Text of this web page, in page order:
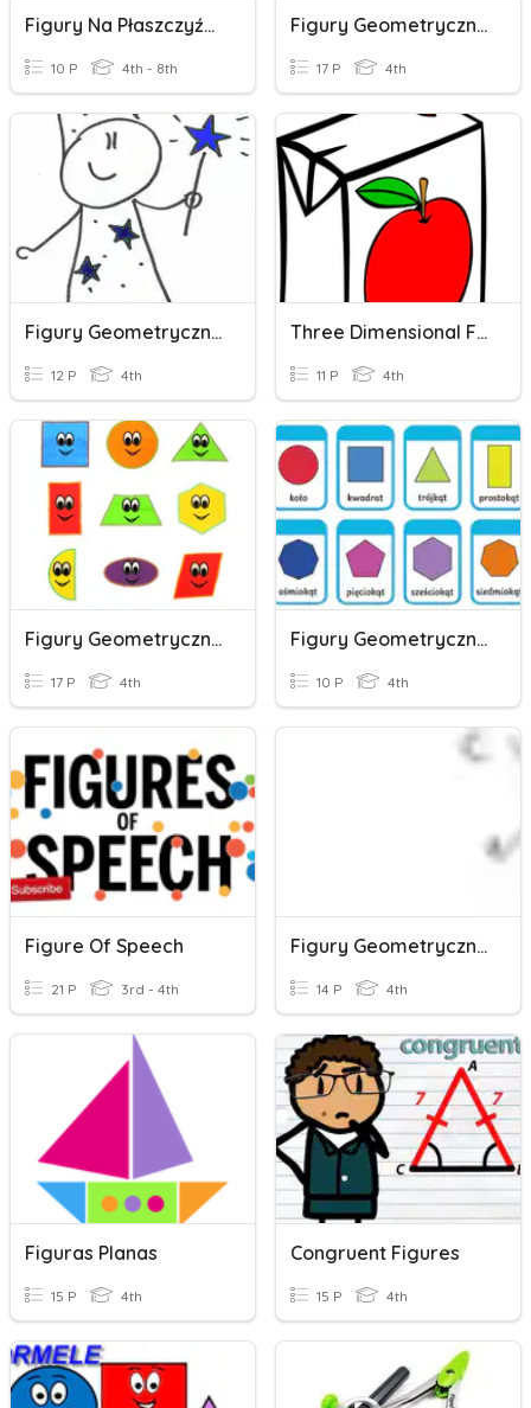
Figury Na Płaszczyźnie
10 P 4th - 8th
Figury Geometryczne Klasa 4
17 P 4th
Figury Geometryczne
12 P 4th
Three Dimensional Figure
11 P 4th
Figury Geometryczne
17 P 4th
Figury Geometryczne
10 P 4th
Figure Of Speech
21 P 3rd - 4th
Figury Geometryczne
14 P 4th
Figuras Planas
15 P 4th
Congruent Figures
15 P 4th